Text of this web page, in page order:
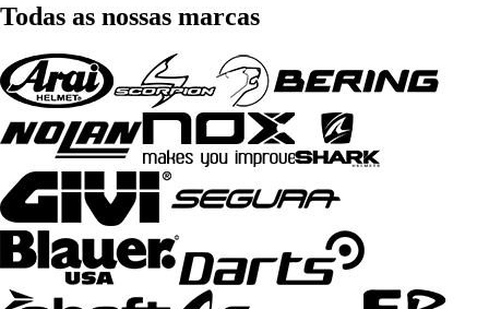
Todas as nossas marcas